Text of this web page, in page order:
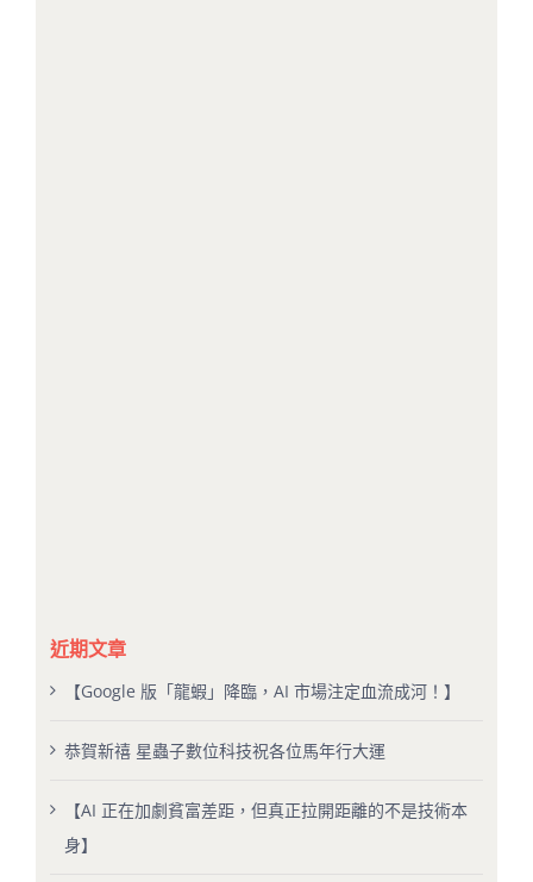
近期文章
【Google 版「龍蝦」降臨，AI 市場注定血流成河！】
恭賀新禧 星蟲子數位科技祝各位馬年行大運
【AI 正在加劇貧富差距，但真正拉開距離的不是技術本
身】